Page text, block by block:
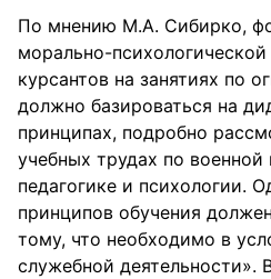
По мнению М.А. Сибирко,
морально-
курсантов на занятиях по
должно базироваться на
принципах, подробно
учебных трудах по
педагогике и психологии.
принципов обучения
тому, что необходимо в
служебной деятельности».